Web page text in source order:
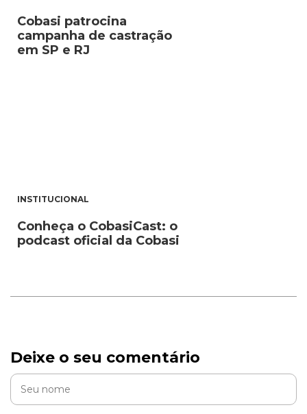
Cobasi patrocina
campanha de castração
em SP e RJ
INSTITUCIONAL
Conheça o CobasiCast: o
podcast oficial da Cobasi
Deixe o seu comentário